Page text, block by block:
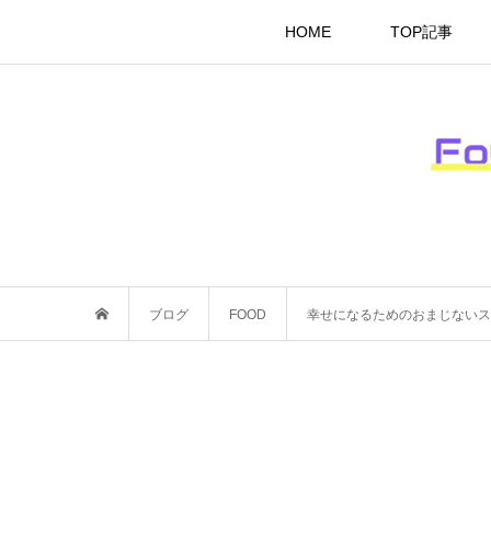
HOME TOP記事
ブログ FOOD 幸せになるためのおまじない